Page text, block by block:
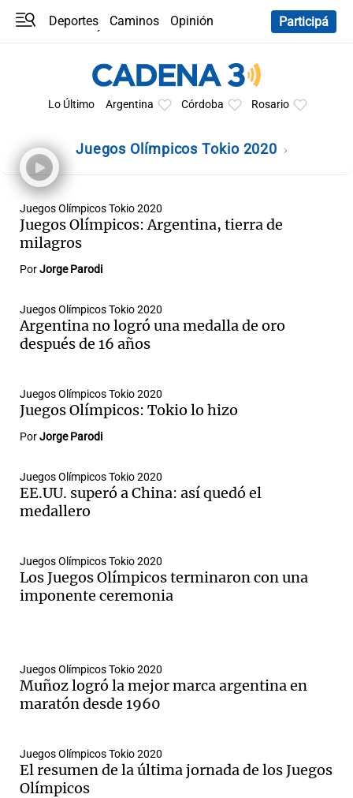
Deportes Caminos
Opinión
Participá
Lo Último Argentina Córdoba Rosario
Juegos Olímpicos Tokio 2020
Juegos Olímpicos Tokio 2020
Juegos Olímpicos: Argentina, tierra de
milagros
PorJorge Parodi
Juegos Olímpicos Tokio 2020
Argentina no logró una medalla de oro
después de 16 años
Juegos Olímpicos Tokio 2020
Juegos Olímpicos: Tokio lo hizo
PorJorge Parodi
Juegos Olímpicos Tokio 2020
EE.UU. superó a China: así quedó el
medallero
Juegos Olímpicos Tokio 2020
Los Juegos Olímpicos terminaron con una
imponente ceremonia
Juegos Olímpicos Tokio 2020
Muñoz logró la mejor marca argentina en
maratón desde 1960
Juegos Olímpicos Tokio 2020
El resumen de la última jornada de los Juegos
Olímpicos
Notas